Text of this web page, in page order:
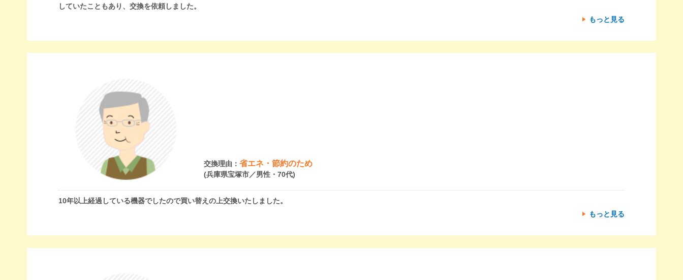
していたこともあり、交換を依頼しました。
もっと見る
交換理由：省エネ・節約のため
(兵庫県宝塚市／男性・70代)
10年以上経過している機器でしたので買い替えの上交換いたしました。
もっと見る